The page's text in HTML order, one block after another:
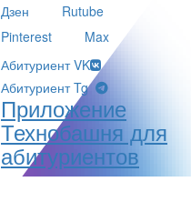
Дзен
Rutube
Pinterest
Max
Абитуриент VK
Абитуриент Tg
Приложение
Технобашня для
абитуриентов